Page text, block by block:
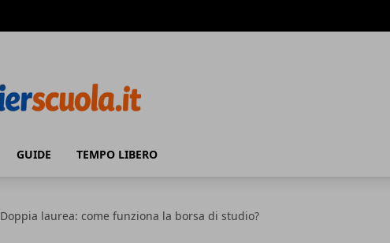
GUIDE TEMPO LIBERO
Doppia laurea: come funziona la borsa di studio?